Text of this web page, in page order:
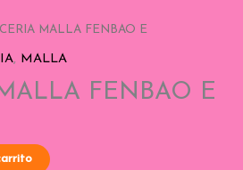
MALLA FENBAO E
, MALLA
FENBAO E